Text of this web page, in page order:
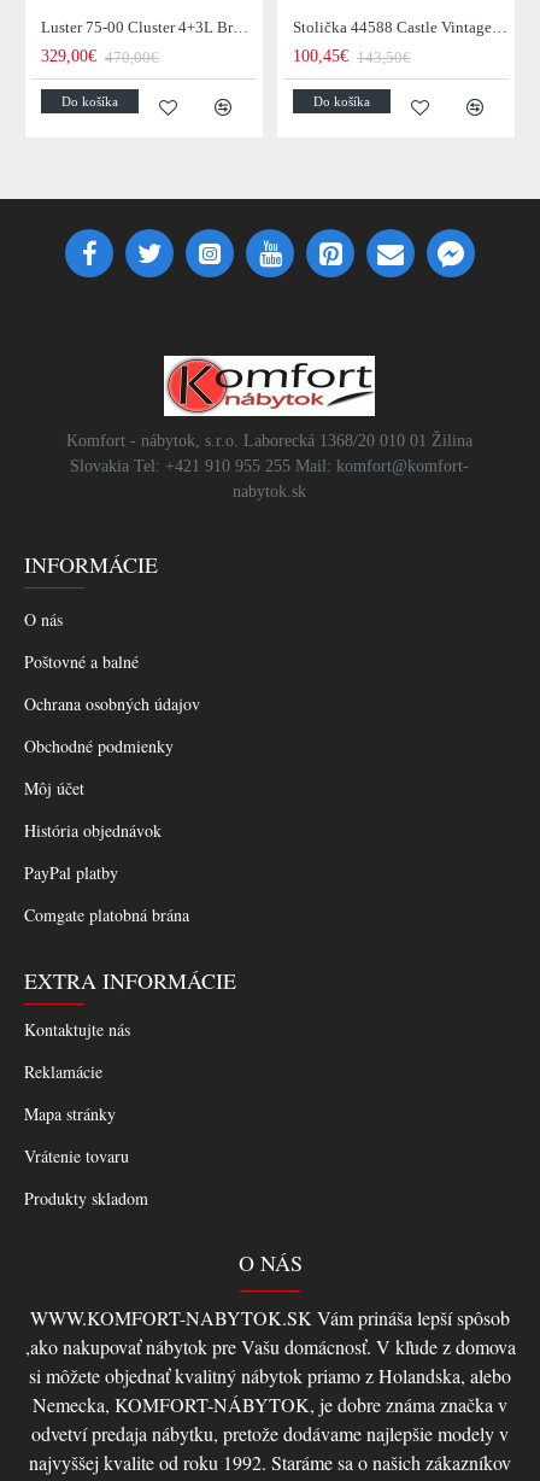
Luster 75-00 Cluster 4+3L Brown + Jantar Glass
329,00€ 470,00€
Do košíka
Stolička 44588 Castle Vintage Black
100,45€ 143,50€
Do košíka
Komfort - nábytok, s.r.o. Laborecká 1368/20 010 01 Žilina
Slovakia Tel: +421 910 955 255 Mail: komfort@komfort-
nabytok.sk
INFORMÁCIE
O nás
Poštovné a balné
Ochrana osobných údajov
Obchodné podmienky
Môj účet
História objednávok
PayPal platby
Comgate platobná brána
EXTRA INFORMÁCIE
Kontaktujte nás
Reklamácie
Mapa stránky
Vrátenie tovaru
Produkty skladom
O NÁS
WWW.KOMFORT-NABYTOK.SK Vám prináša lepší spôsob
,ako nakupovať nábytok pre Vašu domácnosť. V kľude z domova
si môžete objednať kvalitný nábytok priamo z Holandska, alebo
Nemecka, KOMFORT-NÁBYTOK, je dobre známa značka v
odvetví predaja nábytku, pretože dodávame najlepšie modely v
najvyššej kvalite od roku 1992. Staráme sa o našich zákazníkov